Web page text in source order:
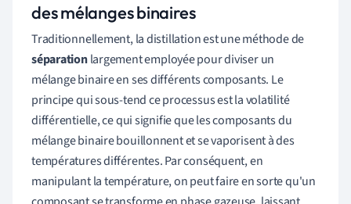
des mélanges binaires
Traditionnellement, la distillation est une méthode de
séparationlargement employée pour diviser un
mélange binaire en ses différents composants. Le
principe qui sous-tend ce processus est la volatilité
différentielle, ce qui signifie que les composants du
mélange binaire bouillonnent et se vaporisent à des
températures différentes. Par conséquent, en
manipulant la température, on peut faire en sorte qu'un